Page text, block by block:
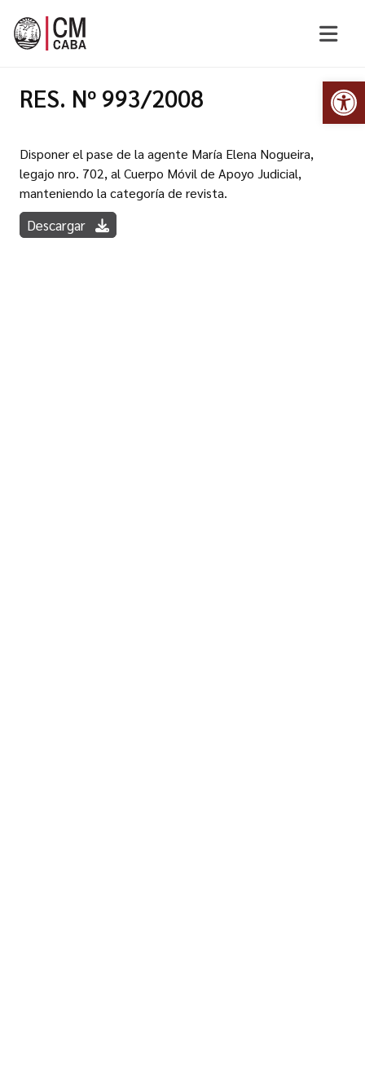
RES. Nº 993/2008
Disponer el pase de la agente María Elena Nogueira,
legajo nro. 702, al Cuerpo Móvil de Apoyo Judicial,
manteniendo la categoría de revista.
Descargar